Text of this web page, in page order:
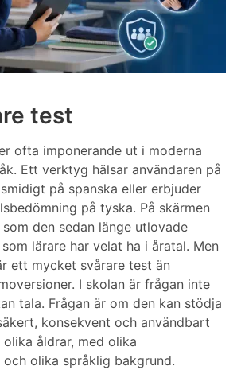
test
ofta imponerande ut i moderna
Ett verktyg hälsar användaren på
på spanska eller erbjuder
på tyska. På skärmen
den sedan länge utlovade
lärare har velat ha i åratal. Men
ett mycket svårare test än
I skolan är frågan inte
tala. Frågan är om den kan stödja
konsekvent och användbart
åldrar, med olika
olika språklig bakgrund.